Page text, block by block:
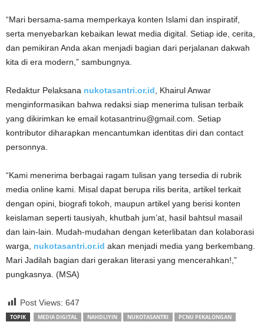
“Mari bersama-sama memperkaya konten Islami dan inspiratif,
serta menyebarkan kebaikan lewat media digital. Setiap ide, cerita,
dan pemikiran Anda akan menjadi bagian dari perjalanan dakwah
kita di era modern,” sambungnya.
Redaktur Pelaksana nukotasantri.or.id , Khairul Anwar
menginformasikan bahwa redaksi siap menerima tulisan terbaik
yang dikirimkan ke email kotasantrinu@gmail.com. Setiap
kontributor diharapkan mencantumkan identitas diri dan contact
personnya.
“Kami menerima berbagai ragam tulisan yang tersedia di rubrik
media online kami. Misal dapat berupa rilis berita, artikel terkait
dengan opini, biografi tokoh, maupun artikel yang berisi konten
keislaman seperti tausiyah, khutbah jum’at, hasil bahtsul masail
dan lain-lain. Mudah-mudahan dengan keterlibatan dan kolaborasi
warga, nukotasantri.or.id akan menjadi media yang berkembang.
Mari Jadilah bagian dari gerakan literasi yang mencerahkan!,”
pungkasnya. (MSA)
Post Views: 647
TOPIK MEDIA DIGITAL NAHDLIYIN NUKOTASANTRI PCNU PEKALONGAN